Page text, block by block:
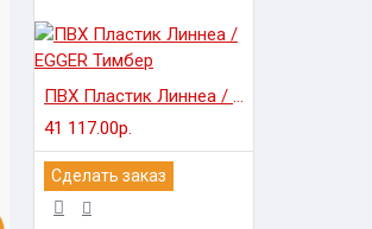
ПВХ Пластик Линнеа / EGGER Тимбер
41 117.00р.
Сделать заказ